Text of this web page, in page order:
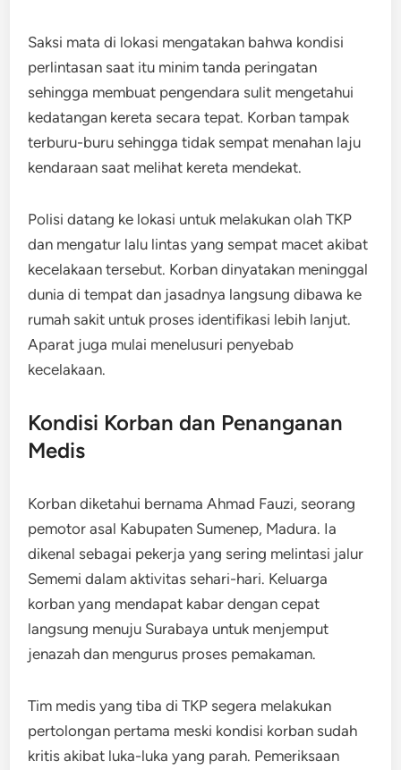
Saksi mata di lokasi mengatakan bahwa kondisi
perlintasan saat itu minim tanda peringatan
sehingga membuat pengendara sulit mengetahui
kedatangan kereta secara tepat. Korban tampak
terburu-buru sehingga tidak sempat menahan laju
kendaraan saat melihat kereta mendekat.
Polisi datang ke lokasi untuk melakukan olah TKP
dan mengatur lalu lintas yang sempat macet akibat
kecelakaan tersebut. Korban dinyatakan meninggal
dunia di tempat dan jasadnya langsung dibawa ke
rumah sakit untuk proses identifikasi lebih lanjut.
Aparat juga mulai menelusuri penyebab
kecelakaan.
Kondisi Korban dan Penanganan
Medis
Korban diketahui bernama Ahmad Fauzi, seorang
pemotor asal Kabupaten Sumenep, Madura. Ia
dikenal sebagai pekerja yang sering melintasi jalur
Sememi dalam aktivitas sehari-hari. Keluarga
korban yang mendapat kabar dengan cepat
langsung menuju Surabaya untuk menjemput
jenazah dan mengurus proses pemakaman.
Tim medis yang tiba di TKP segera melakukan
pertolongan pertama meski kondisi korban sudah
kritis akibat luka-luka yang parah. Pemeriksaan